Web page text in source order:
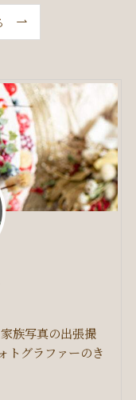
族写真の出張撮
グラファーのき